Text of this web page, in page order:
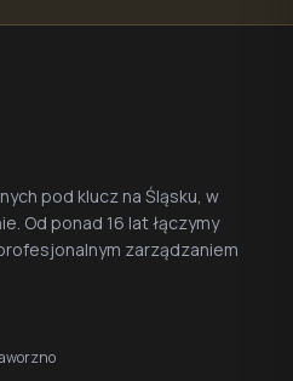
pod klucz na Śląsku, w
Od ponad 16 lat łączymy
zarządzaniem